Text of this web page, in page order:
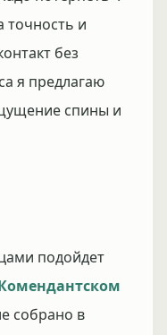
точность и
без
я предлагаю
спины и
подойдет
собрано в